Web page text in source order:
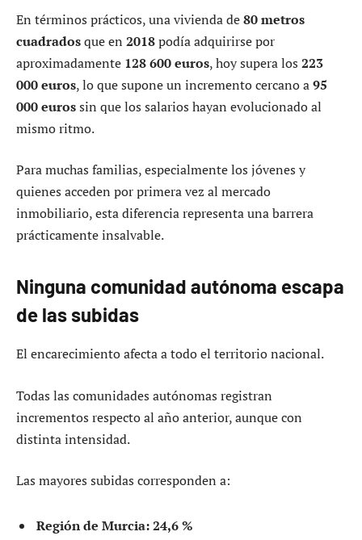
En términos prácticos, una vivienda de80 metros
cuadradosque en 2018podía adquirirse por
aproximadamente 128 600 euros, hoy supera los 223
000 euros, lo que supone un incremento cercano a95
000 eurossin que los salarios hayan evolucionado al
mismo ritmo.
Para muchas familias, especialmente los jóvenes y
quienes acceden por primera vez al mercado
inmobiliario, esta diferencia representa una barrera
prácticamente insalvable.
Ninguna comunidad autónoma escapa
de las subidas
El encarecimiento afecta a todo el territorio nacional.
Todas las comunidades autónomas registran
incrementos respecto al año anterior, aunque con
distinta intensidad.
Las mayores subidas corresponden a:
Región de Murcia:24,6 %